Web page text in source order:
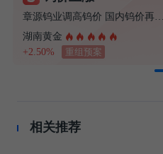
湖南黄金
+2.50%
重组预案
相关推荐